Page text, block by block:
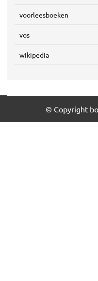
voorleesboeken
vos
wikipedia
© Copyright